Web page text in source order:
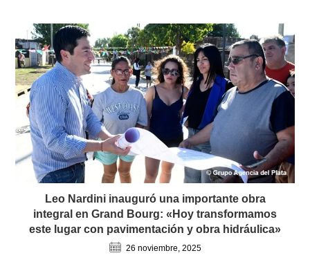
Leo Nardini inauguró una importante obra
integral en Grand Bourg: «Hoy transformamos
este lugar con pavimentación y obra hidráulica»
26 noviembre, 2025